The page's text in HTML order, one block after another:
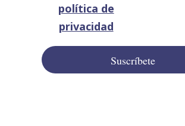
política de
privacidad
Suscríbete